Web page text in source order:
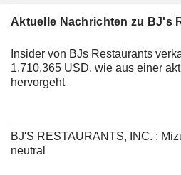
Aktuelle Nachrichten zu BJ's
Insider von BJs Restaurants
1.710.365 USD, wie aus einer
hervorgeht
BJ'S RESTAURANTS, INC. :
neutral